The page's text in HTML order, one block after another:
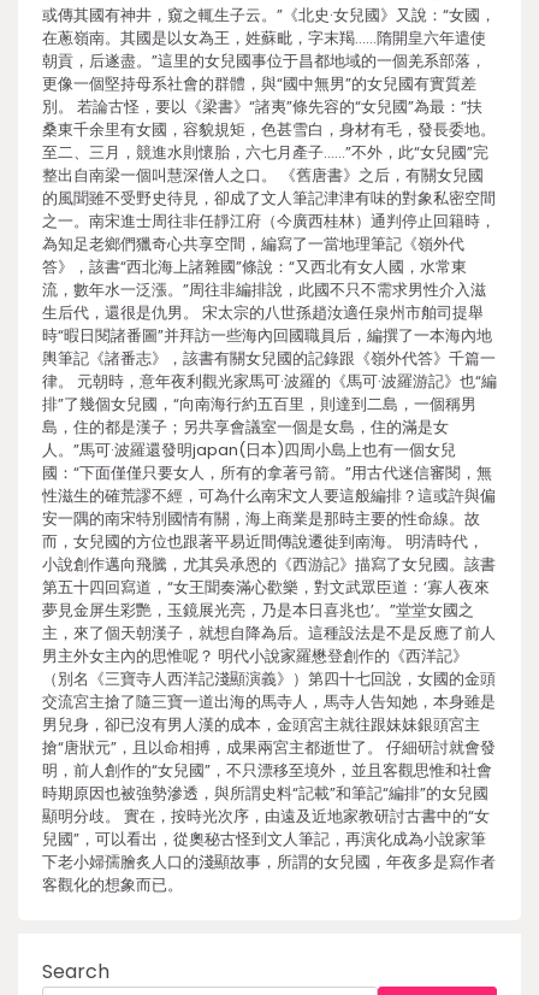
或傳其國有神井，窺之輒生子云。”《北史·女兒國》又說：“女國，
在蔥嶺南。其國是以女為王，姓蘇毗，字末羯……隋開皇六年遣使
朝貢，后遂盡。”這里的女兒國事位于昌都地域的一個羌系部落，
更像一個堅持母系社會的群體，與“國中無男”的女兒國有實質差
別。 若論古怪，要以《梁書》“諸夷”條先容的“女兒國”為最：“扶
桑東千余里有女國，容貌規矩，色甚雪白，身材有毛，發長委地。
至二、三月，競進水則懷胎，六七月產子……”不外，此“女兒國”完
整出自南梁一個叫慧深僧人之口。 《舊唐書》之后，有關女兒國
的風聞雖不受野史待見，卻成了文人筆記津津有味的對象私密空間
之一。南宋進士周往非任靜江府（今廣西桂林）通判停止回籍時，
為知足老鄉們獵奇心共享空間，編寫了一當地理筆記《嶺外代
答》，該書“西北海上諸雜國”條說：“又西北有女人國，水常東
流，數年水一泛漲。”周往非編排說，此國不只不需求男性介入滋
生后代，還很是仇男。 宋太宗的八世孫趙汝適任泉州市舶司提舉
時“暇日閱諸番圖”并拜訪一些海內回國職員后，編撰了一本海內地
輿筆記《諸番志》，該書有關女兒國的記錄跟《嶺外代答》千篇一
律。 元朝時，意年夜利觀光家馬可·波羅的《馬可·波羅游記》也“編
排”了幾個女兒國，“向南海行約五百里，則達到二島，一個稱男
島，住的都是漢子；另共享會議室一個是女島，住的滿是女
人。”馬可·波羅還發明japan(日本)四周小島上也有一個女兒
國：“下面僅僅只要女人，所有的拿著弓箭。”用古代迷信審閱，無
性滋生的確荒謬不經，可為什么南宋文人要這般編排？這或許與偏
安一隅的南宋特別國情有關，海上商業是那時主要的性命線。故
而，女兒國的方位也跟著平易近間傳說遷徙到南海。 明清時代，
小說創作邁向飛騰，尤其吳承恩的《西游記》描寫了女兒國。該書
第五十四回寫道，“女王聞奏滿心歡樂，對文武眾臣道：‘寡人夜來
夢見金屏生彩艷，玉鏡展光亮，乃是本日喜兆也’。”堂堂女國之
主，來了個天朝漢子，就想自降為后。這種設法是不是反應了前人
男主外女主內的思惟呢？ 明代小說家羅懋登創作的《西洋記》
（別名《三寶寺人西洋記淺顯演義》）第四十七回說，女國的金頭
交流宮主搶了隨三寶一道出海的馬寺人，馬寺人告知她，本身雖是
男兒身，卻已沒有男人漢的成本，金頭宮主就往跟妹妹銀頭宮主
搶“唐狀元”，且以命相搏，成果兩宮主都逝世了。 仔細研討就會發
明，前人創作的“女兒國”，不只漂移至境外，並且客觀思惟和社會
時期原因也被強勢滲透，與所謂史料“記載”和筆記“編排”的女兒國
顯明分歧。 實在，按時光次序，由遠及近地家教研討古書中的“女
兒國”，可以看出，從奧秘古怪到文人筆記，再演化成為小說家筆
下老小婦孺膾炙人口的淺顯故事，所謂的女兒國，年夜多是寫作者
客觀化的想象而已。
Search